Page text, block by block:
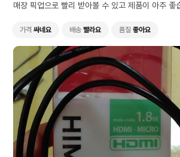
매장 픽업으로 빨리 받아볼 수 있고 제품이 아주 좋
가격 싸네요 배송 빨라요 품질 좋아요